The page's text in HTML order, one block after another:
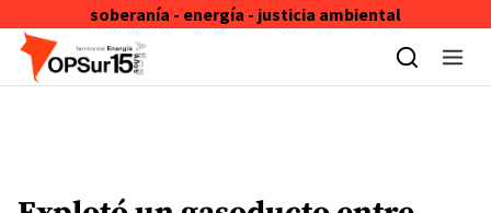
soberanía - energía - justicia ambiental
Skip to content